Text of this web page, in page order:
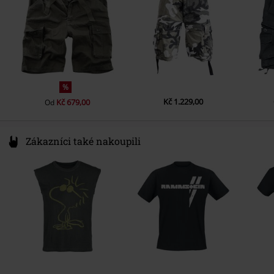
%
Od Kč 679,00 Kč 1.229,00
Zákazníci také nakoupili